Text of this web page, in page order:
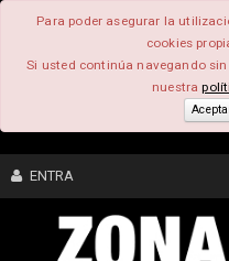
Para poder asegurar la
cookies
Si usted continúa navegando
nuestra
ENTRA